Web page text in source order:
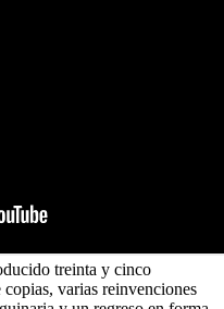
treinta y cinco
varias reinvenciones